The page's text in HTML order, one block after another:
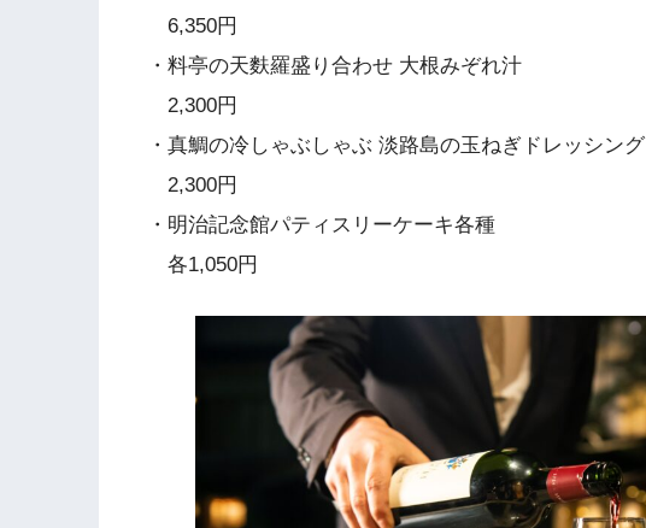
6,350円
・料亭の天麩羅盛り合わせ 大根みぞれ汁
2,300円
・真鯛の冷しゃぶしゃぶ 淡路島の玉ねぎドレッシング
2,300円
・明治記念館パティスリーケーキ各種
各1,050円